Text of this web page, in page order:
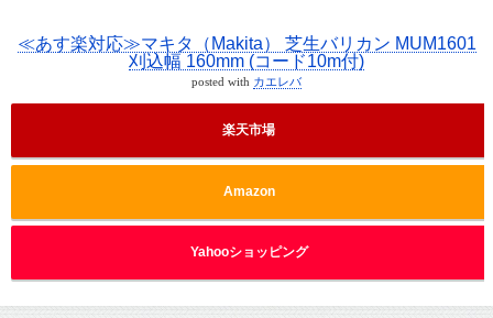
≪あす楽対応≫マキタ（Makita） 芝生バリカン MUM1601
刈込幅 160mm (コード10m付)
posted with カエレバ
楽天市場
Amazon
Yahooショッピング